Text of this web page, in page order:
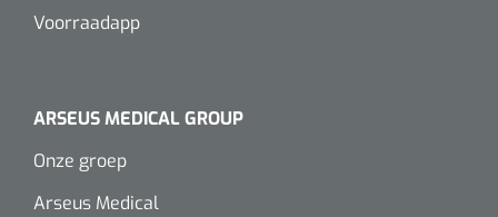
Voorraadapp
ARSEUS MEDICAL GROUP
Onze groep
Arseus Medical